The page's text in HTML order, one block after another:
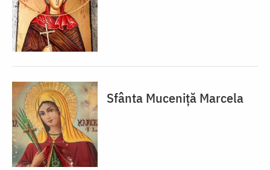
Sfânta Muceniță Marcela